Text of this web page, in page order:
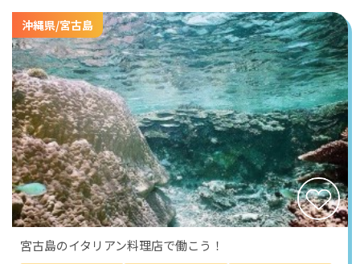
沖縄県/宮古島
宮古島のイタリアン料理店で働こう！